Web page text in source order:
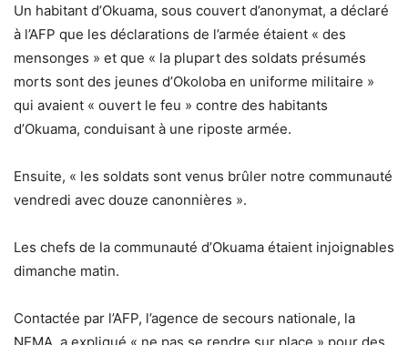
Un habitant d’Okuama, sous couvert d’anonymat, a déclaré
à l’AFP que les déclarations de l’armée étaient « des
mensonges » et que « la plupart des soldats présumés
morts sont des jeunes d’Okoloba en uniforme militaire »
qui avaient « ouvert le feu » contre des habitants
d’Okuama, conduisant à une riposte armée.
Ensuite, « les soldats sont venus brûler notre communauté
vendredi avec douze canonnières ».
Les chefs de la communauté d’Okuama étaient injoignables
dimanche matin.
Contactée par l’AFP, l’agence de secours nationale, la